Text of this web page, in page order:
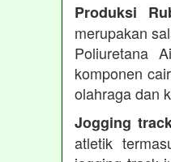
Produksi
merupakan
Poliuretana
komponen
olahraga dan
Jogging
atletik